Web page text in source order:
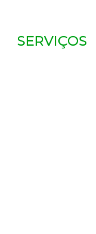
SERVIÇOS